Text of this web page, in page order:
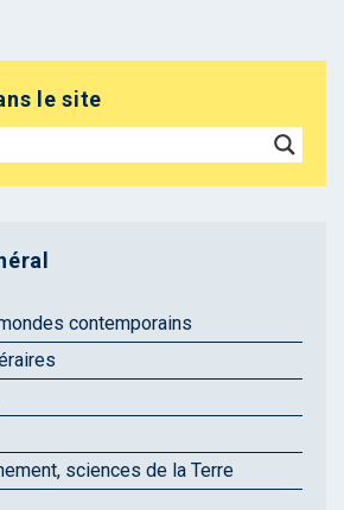
le site
contemporains
sciences de la Terre